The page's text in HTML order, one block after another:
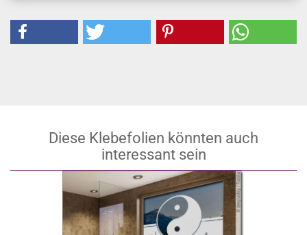
Diese Klebefolien könnten auch
interessant sein